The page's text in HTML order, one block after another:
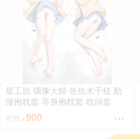
星工坊 偶像大師 佐佐木千枝 動
漫抱枕套 等身抱枕套 枕頭套
售價 900